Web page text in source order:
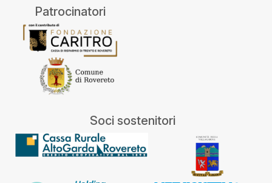
Patrocinatori
Soci sostenitori